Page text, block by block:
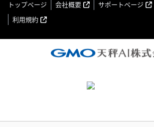
トップページ 会社概要 サポートページ
利用規約